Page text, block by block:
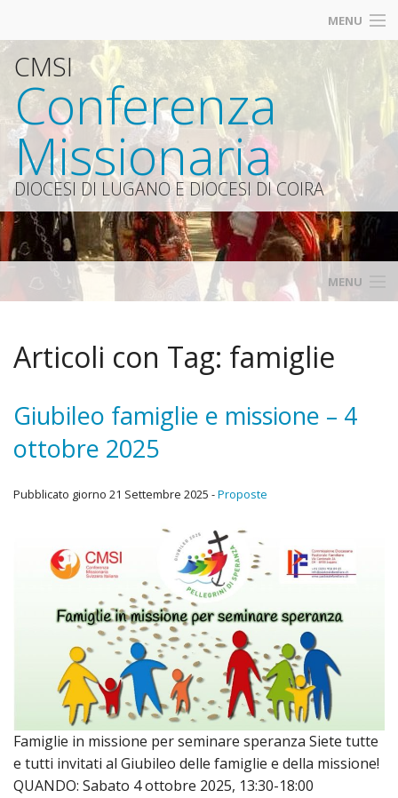
MENU
Contatti
Iscrizioni
Diocesi Lugano
Catt
Siti amici
CMSI
Conferenza
Missionaria
DIOCESI DI LUGANO E DIOCESI DI COIRA
MENU
Calendario
Chi Siamo
Come donare
Cose dell’altro mondo
Articoli con Tag: famiglie
Giubileo famiglie e missione – 4
ottobre 2025
Pubblicato giorno 21 Settembre 2025 -Proposte
Famiglie in missione per seminare speranza Siete tutte
e tutti invitati al Giubileo delle famiglie e della missione!
QUANDO: Sabato 4 ottobre 2025, 13:30-18:00